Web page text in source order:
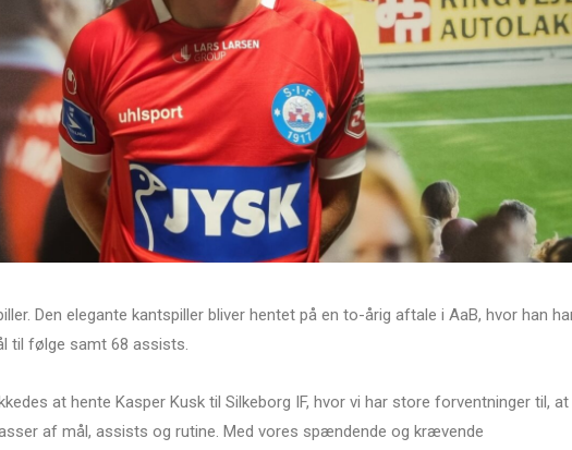
Den elegante kantspiller bliver hentet på en to-årig aftale i AaB, hvor han
til følge samt 68 assists.
at hente Kasper Kusk til Silkeborg IF, hvor vi har store forventninger til, at
af mål, assists og rutine. Med vores spændende og krævende